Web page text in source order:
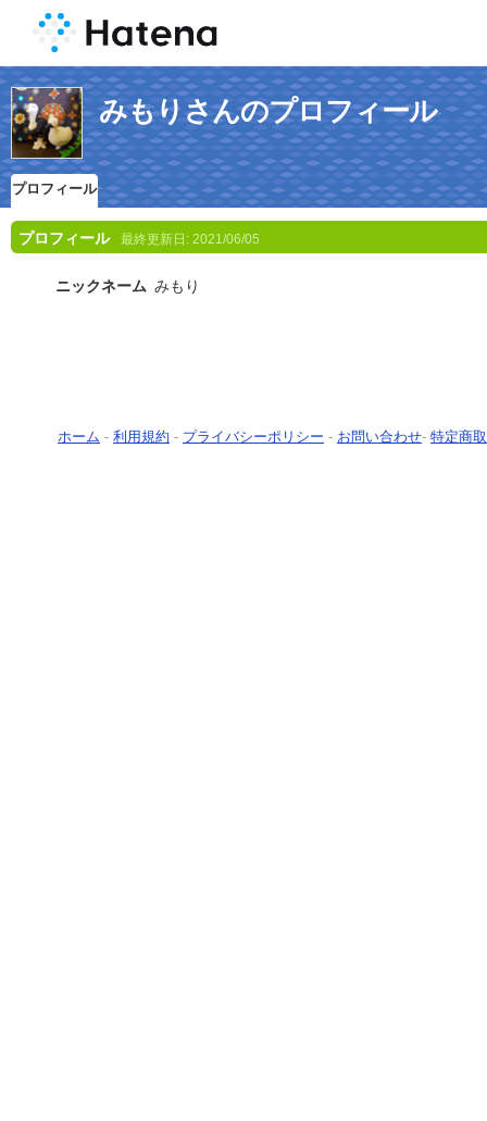
みもりさんのプロフィール
プロフィール
プロフィール 最終更新日: 2021/06/05
ニックネーム みもり
ホーム - 利用規約 - プライバシーポリシー - お問い合わせ- 特定商